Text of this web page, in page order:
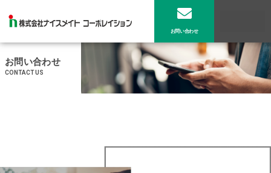
お問い合わせ
お問い合わせ
CONTACT US